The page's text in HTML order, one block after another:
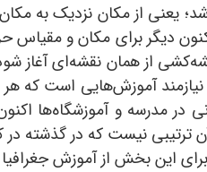
از مکان نزدیک به مکان
دیگر برای مکان و مقیاس
از همان نقشه‌ای آغاز شود
آموزش‌هایی است که هر
در مدرسه و آموزشگاه‌ها
ترتیبی نیست که در گذشته
این بخش از آموزش